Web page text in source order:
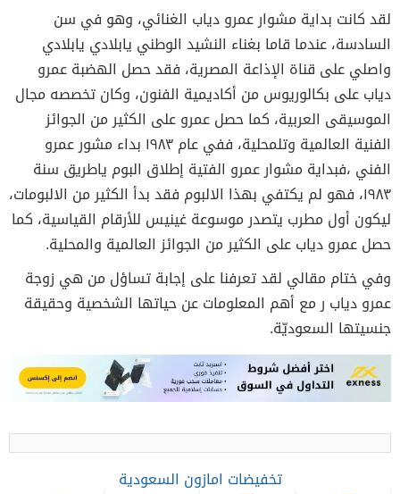
لقد كانت بداية مشوار عمرو دياب الغنائي، وهو في سن
السادسة، عندما قاما بغناء النشيد الوطني يابلادي يابلادي
واصلي على قناة الإذاعة المصرية، فقد حصل الهضبة عمرو
دياب على بكالوريوس من أكاديمية الفنون، وكان تخصصه مجال
الموسيقى العربية، كما حصل عمرو على الكثير من الجوائز
الفنية العالمية وتلمحلية، ففي عام ١٩٨٣ بداء مشور عمرو
الفني ،فبداية مشوار عمرو الفتية إطلاق البوم ياطريق سنة
١٩٨٣، فهو لم يكتفي بهذا الالبوم فقد بدأ الكثير من الالبومات،
ليكون أول مطرب يتصدر موسوعة غينيس للأرقام القياسية، كما
حصل عمرو دياب على الكثير من الجوائز العالمية والمحلية.
وفي ختام مقالي لقد تعرفنا على إجابة تساؤل من هي زوجة
عمرو دياب ر مع أهم المعلومات عن حياتها الشخصية وحقيقة
جنسيتها السعوديّة.
تخفيضات امازون السعودية